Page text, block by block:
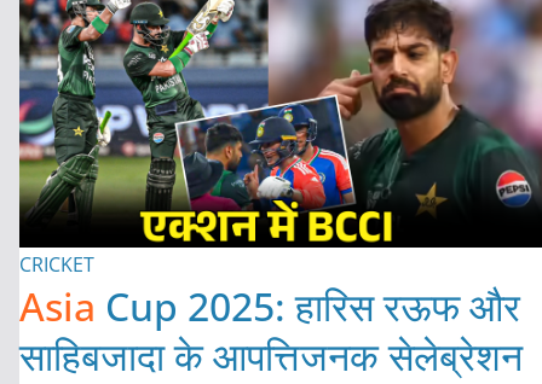
CRICKET
Asia Cup 2025: हारिस रऊफ और
साहिबजादा के आपत्तिजनक सेलेब्रेशन